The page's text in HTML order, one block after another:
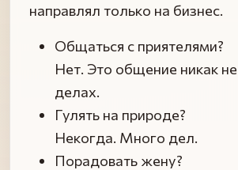
направлял только на бизнес.
Общаться с приятелями?
Нет. Это общение никак
делах.
Гулять на природе?
Некогда. Много дел.
Порадовать жену?